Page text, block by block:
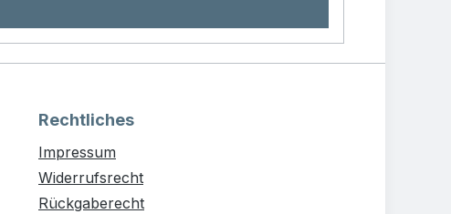
Rechtliches
Impressum
Widerrufsrecht
Rückgaberecht